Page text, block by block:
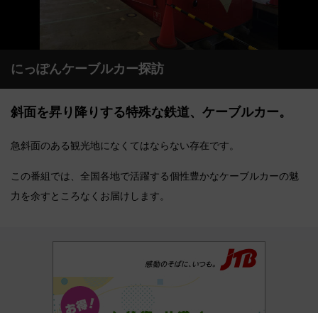
にっぽんケーブルカー探訪
斜面を昇り降りする特殊な鉄道、ケーブルカー。
急斜面のある観光地になくてはならない存在です。
この番組では、全国各地で活躍する個性豊かなケーブルカーの魅
力を余すところなくお届けします。